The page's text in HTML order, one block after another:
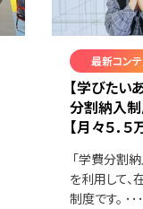
最新コン
【学びたい
分割納入制
【月々５．５
「学費分割
を利用して
制度です。 ･･･